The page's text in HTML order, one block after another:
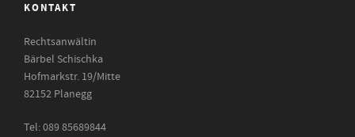
KONTAKT
Rechtsanwältin
Bärbel Schischka
Hofmarkstr. 19/Mitte
82152 Planegg
Tel: 089 85689844